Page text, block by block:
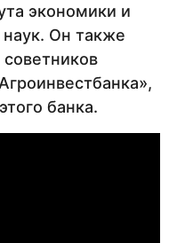
экономики и
Он также
банка.